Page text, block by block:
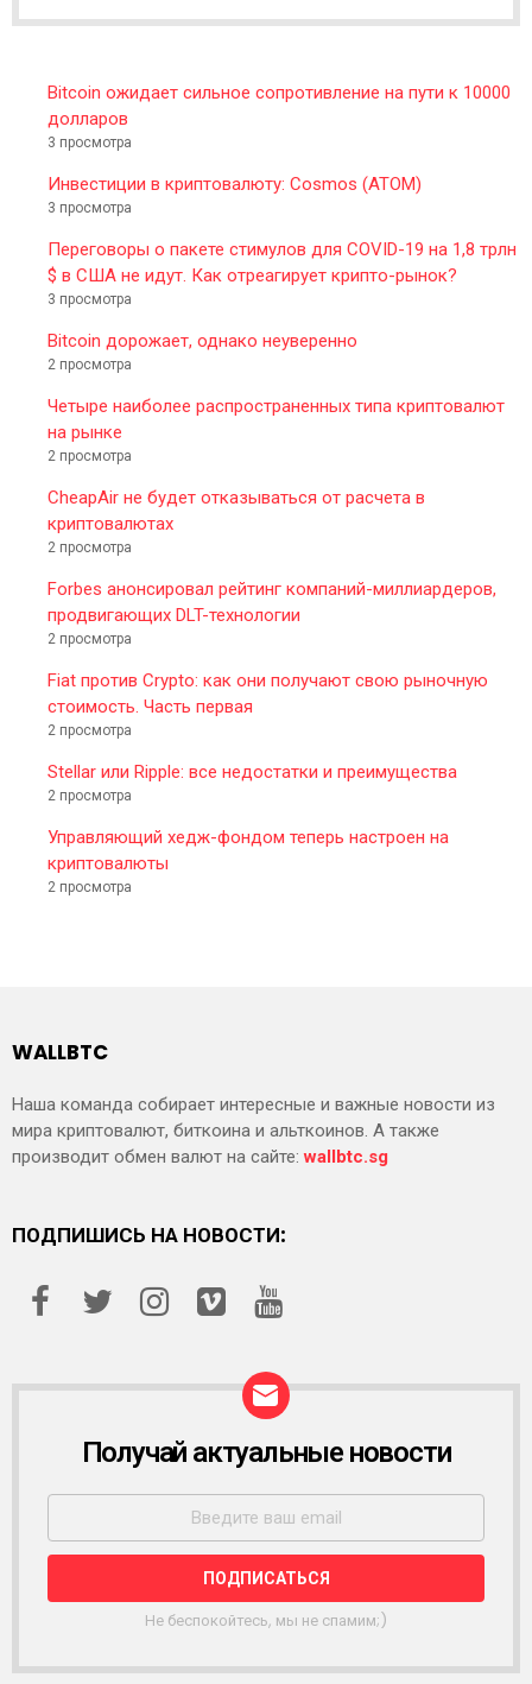
R
Bitcoin ожидает сильное сопротивление на пути к 10000
долларов
3 просмотра
Инвестиции в криптовалюту: Cosmos (ATOM)
3 просмотра
Переговоры о пакете стимулов для COVID-19 на 1,8 трлн
$ в США не идут. Как отреагирует крипто-рынок?
3 просмотра
Bitcoin дорожает, однако неуверенно
2 просмотра
Четыре наиболее распространенных типа криптовалют
на рынке
2 просмотра
CheapAir не будет отказываться от расчета в
криптовалютах
2 просмотра
Forbes анонсировал рейтинг компаний-миллиардеров,
продвигающих DLT-технологии
2 просмотра
Fiat против Crypto: как они получают свою рыночную
стоимость. Часть первая
2 просмотра
Stellar или Ripple: все недостатки и преимущества
2 просмотра
Управляющий хедж-фондом теперь настроен на
криптовалюты
2 просмотра
WALLBTC
Наша команда собирает интересные и важные новости из
мира криптовалют, биткоина и альткоинов. А также
производит обмен валют на сайте:wallbtc.sg
ПОДПИШИСЬ НА НОВОСТИ:
С
Ы
Л
К
Получай актуальные новости
Не беспокойтесь, мы не спамим;)